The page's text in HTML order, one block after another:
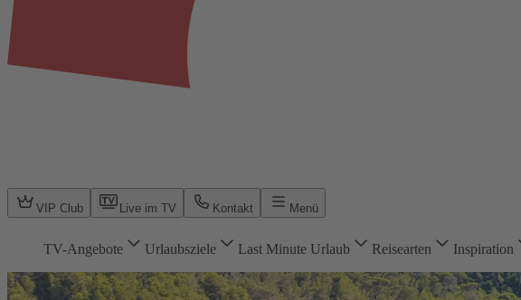
VIP Club Live im TV Kontakt Menü
TV-Angebote Urlaubsziele Last Minute Urlaub Reisearten Inspiration